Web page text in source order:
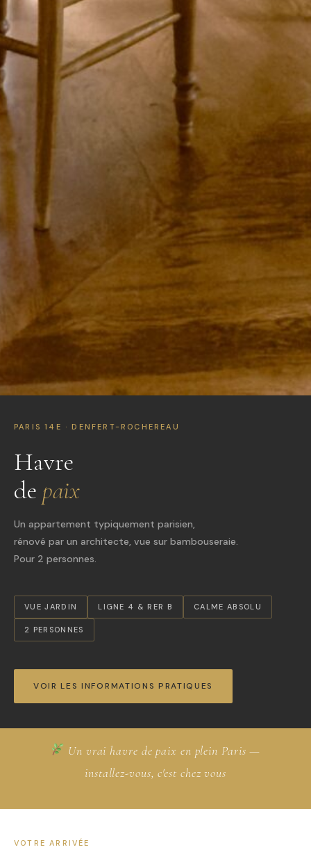
PARIS 14E · DENFERT-ROCHEREAU
Havre
de paix
Un appartement typiquement parisien,
rénové par un architecte, vue sur bambouseraie.
Pour 2 personnes.
VUE JARDIN LIGNE 4 & RER B CALME ABSOLU
2 PERSONNES
VOIR LES INFORMATIONS PRATIQUES
Un vrai havre de paix en plein Paris —
installez-vous, c'est chez vous
VOTRE ARRIVÉE